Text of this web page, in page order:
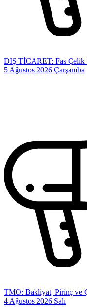
DIŞ TİCARET: Fas Çelik
5 Ağustos 2026 Çarşamba
TMO: Bakliyat, Pirinç ve
4 Ağustos 2026 Salı